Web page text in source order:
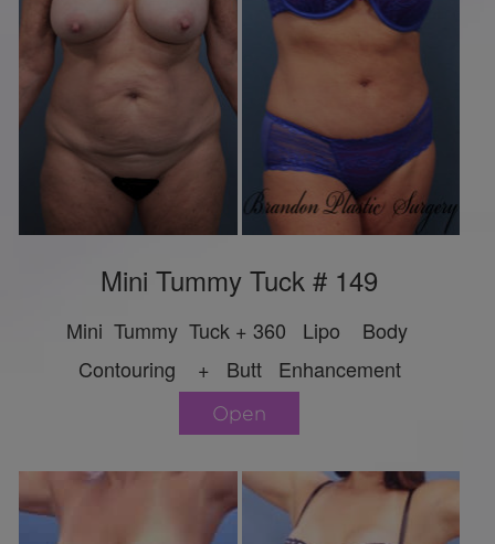
Mini Tummy Tuck # 149
Mini Tummy Tuck + 360 Lipo Body
Contouring + Butt Enhancement
Open